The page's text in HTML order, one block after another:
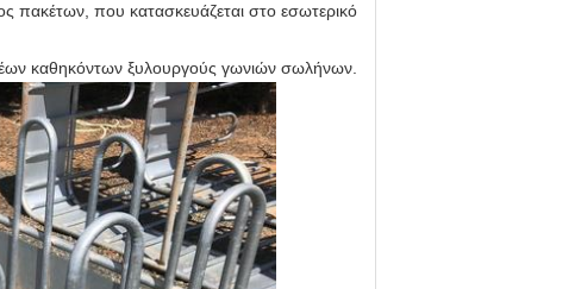
πακέτων, που κατασκευάζεται στο εσωτερικό
καθηκόντων ξυλουργούς γωνιών σωλήνων.